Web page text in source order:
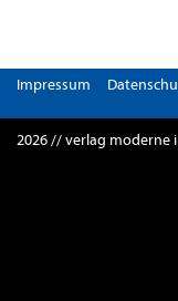
Impressum
2026 // verlag moderne